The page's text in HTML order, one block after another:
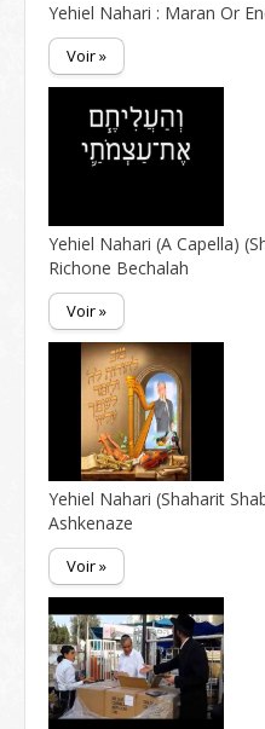
Yehiel Nahari : Maran Or
Voir »
Yehiel Nahari (A Capella)
Richone Bechalah
Voir »
Yehiel Nahari (Shaharit
Ashkenaze
Voir »